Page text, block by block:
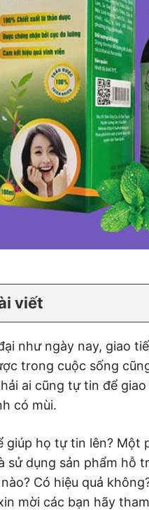
viết
như ngày nay, giao
trong cuộc sống
ai cũng tự tin để
có mùi.
giúp họ tự tin lên? Một
sử dụng sản phẩm hỗ
Có hiệu quả
mời các bạn hãy